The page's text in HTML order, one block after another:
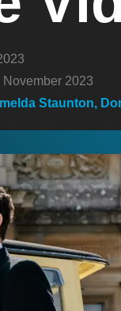
2023
Staunton,